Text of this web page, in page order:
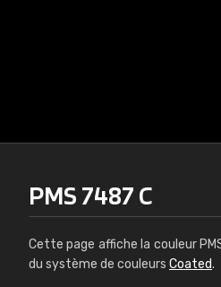
PMS 7487 C
Cette page affiche la couleur
du système de couleurs Coated.